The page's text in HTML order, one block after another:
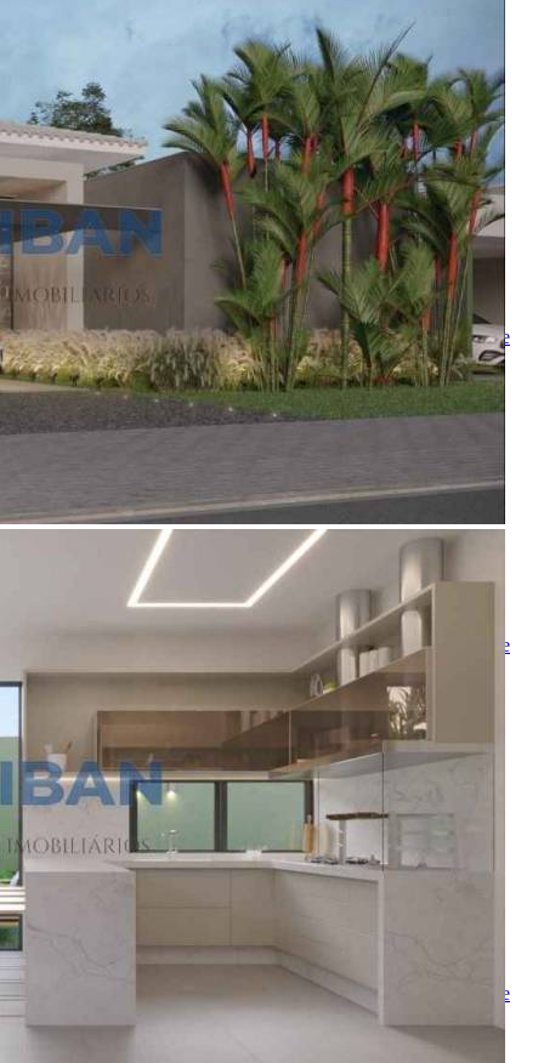
Enviado com sucesso!
Entre em contato
Nome
E-mail
Telefone
Mensagem
Ao ENVIAR você concorda com osTermos de UsoePolítica de
Privacidade
enviar mensagem
OU
Ligamos para você
Melhor horário para ligar
Termos de Uso ePolítica de
Privacidade
Solicitar Ligação
Indique este imóvel
Seu Nome
Nome do amigo
Seu e-mail
E-mail do amigo
Mensagem
Ao ENVIAR você concorda com os
Termos de Uso
Política de
Privacidade